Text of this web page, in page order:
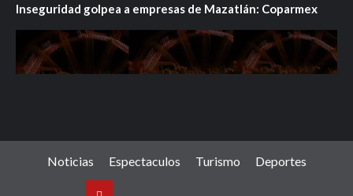
Inseguridad golpea a empresas de Mazatlán: Coparmex
Noticias Espectaculos Turismo Deportes